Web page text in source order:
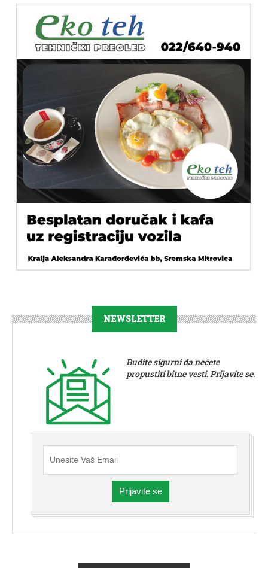
NEWSLETTER
Budite sigurni da nećete
propustiti bitne vesti. Prijavite se.
Prijavite se